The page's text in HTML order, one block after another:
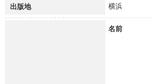
出版地 横浜
名前